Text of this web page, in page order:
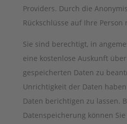
Providers. Durch die
Rückschlüsse auf Ihre Person
Sie sind berechtigt, in
eine kostenlose Auskunft
gespeicherten Daten zu
Unrichtigkeit der Daten
Daten berichtigen zu lassen.
Datenspeicherung können